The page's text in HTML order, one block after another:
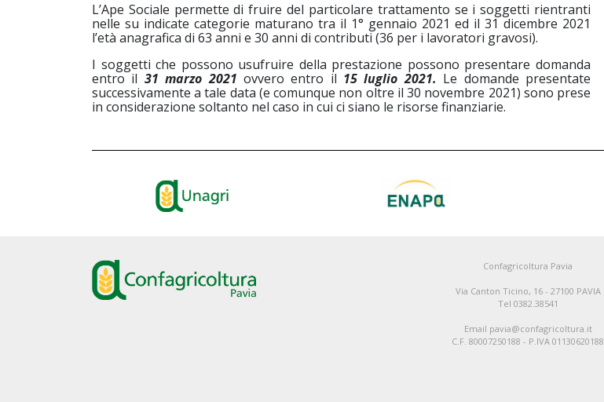
L’Ape Sociale permette di fruire del particolare trattamento se i soggetti rientranti
nelle su indicate categorie maturano tra il 1° gennaio 2021 ed il 31 dicembre 2021
l’età anagrafica di 63 anni e 30 anni di contributi (36 per i lavoratori gravosi).
I soggetti che possono usufruire della prestazione possono presentare domanda
entro il 31 marzo 2021 ovvero entro il 15 luglio 2021. Le domande presentate
successivamente a tale data (e comunque non oltre il 30 novembre 2021) sono prese
in considerazione soltanto nel caso in cui ci siano le risorse finanziarie.
Confagricoltura Pavia
Via Canton Ticino, 16 - 27100 PAVIA
Tel 0382.38541
Email pavia@confagricoltura.it
C.F. 80007250188 - P.IVA 01130620188